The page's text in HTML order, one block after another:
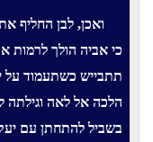
ואכן, לבן החליף
כי אביה הולך
תתבייש כשתעמוד על
הלכה אל לאה וגילתה
בשביל להתחתן עם